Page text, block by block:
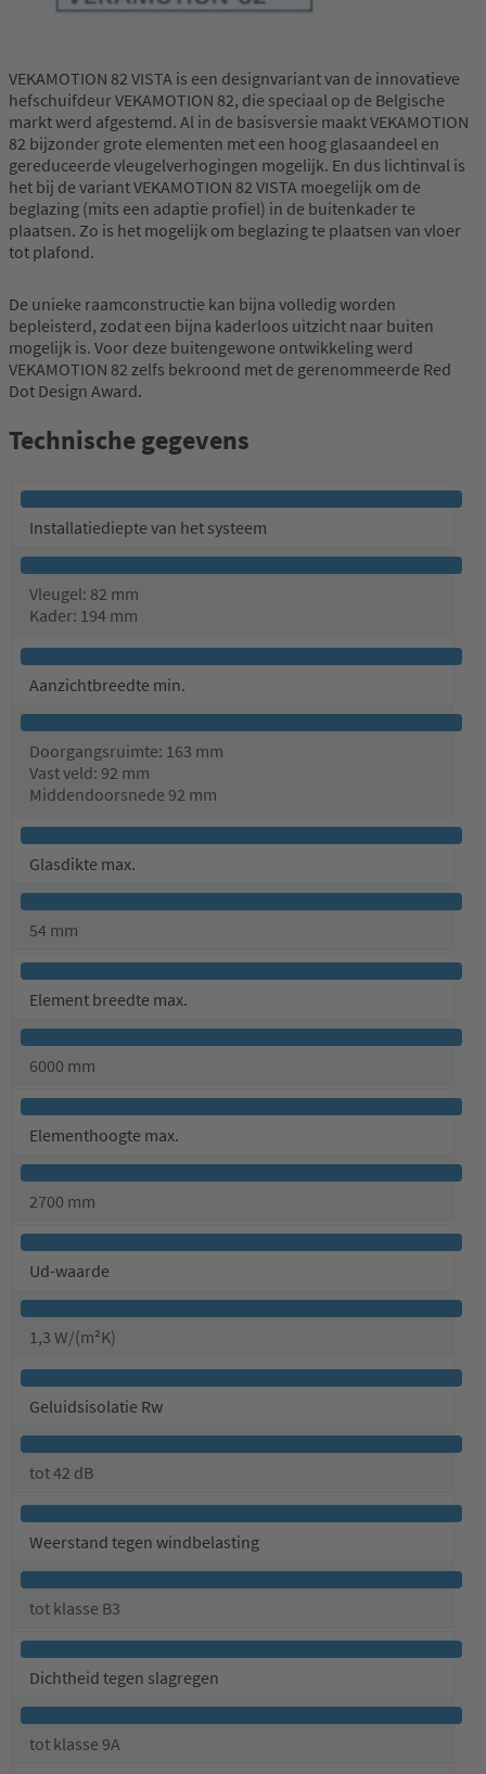
VEKAMOTION 82 VISTA is een designvariant van de innovatieve
hefschuifdeur VEKAMOTION 82, die speciaal op de Belgische
markt werd afgestemd. Al in de basisversie maakt VEKAMOTION
82 bijzonder grote elementen met een hoog glasaandeel en
gereduceerde vleugelverhogingen mogelijk. En dus lichtinval is
het bij de variant VEKAMOTION 82 VISTA moegelijk om de
beglazing (mits een adaptie profiel) in de buitenkader te
plaatsen. Zo is het mogelijk om beglazing te plaatsen van vloer
tot plafond.
De unieke raamconstructie kan bijna volledig worden
bepleisterd, zodat een bijna kaderloos uitzicht naar buiten
mogelijk is. Voor deze buitengewone ontwikkeling werd
VEKAMOTION 82 zelfs bekroond met de gerenommeerde Red
Dot Design Award.
Technische gegevens
Installatiediepte van het systeem
Vleugel: 82 mm
Kader: 194 mm
Aanzichtbreedte min.
Doorgangsruimte: 163 mm
Vast veld: 92 mm
Middendoorsnede 92 mm
Glasdikte max.
54 mm
Element breedte max.
6000 mm
Elementhoogte max.
2700 mm
Ud-waarde
1,3 W/(m²K)
Geluidsisolatie Rw
tot 42 dB
Weerstand tegen windbelasting
tot klasse B3
Dichtheid tegen slagregen
tot klasse 9A